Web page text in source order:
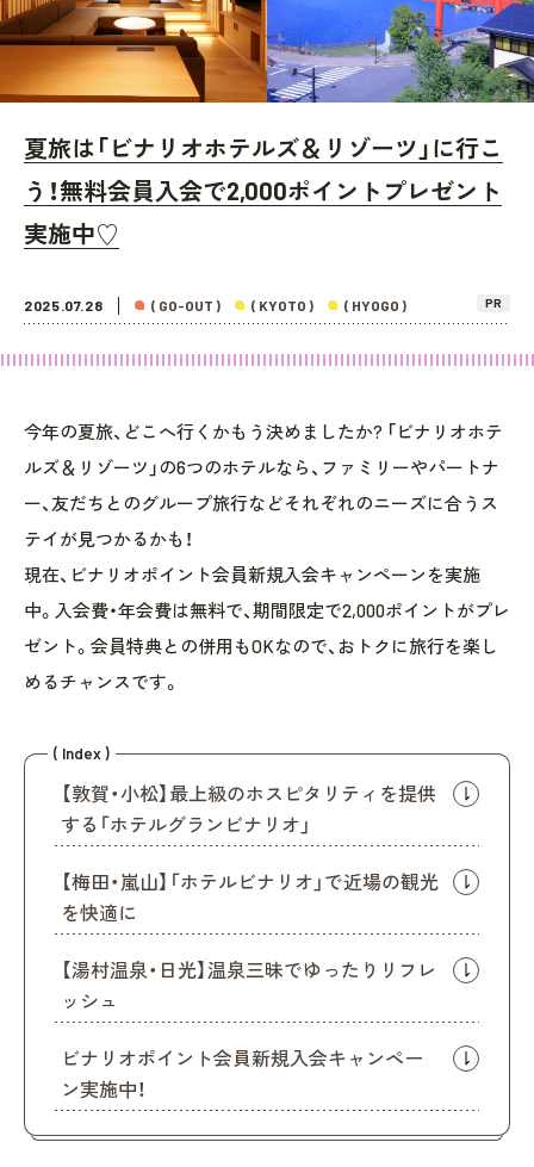
夏旅は「ビナリオホテルズ＆リゾーツ」に行こ
う！無料会員入会で2,000ポイントプレゼント
実施中♡
2025.07.28 ( GO-OUT ) ( KYOTO ) ( HYOGO ) PR
今年の夏旅、どこへ行くかもう決めましたか? 「ビナリオホテ
ルズ＆リゾーツ」の6つのホテルなら、ファミリーやパートナ
ー、友だちとのグループ旅行などそれぞれのニーズに合うス
テイが見つかるかも！
現在、ビナリオポイント会員新規入会キャンペーンを実施
中。入会費・年会費は無料で、期間限定で2,000ポイントがプレ
ゼント。会員特典との併用もOKなので、おトクに旅行を楽し
めるチャンスです。
( Index )
【敦賀・小松】最上級のホスピタリティを提供
する「ホテルグランビナリオ」
【梅田・嵐山】「ホテルビナリオ」で近場の観光
を快適に
【湯村温泉・日光】温泉三昧でゆったりリフレ
ッシュ
ビナリオポイント会員新規入会キャンペー
ン実施中！